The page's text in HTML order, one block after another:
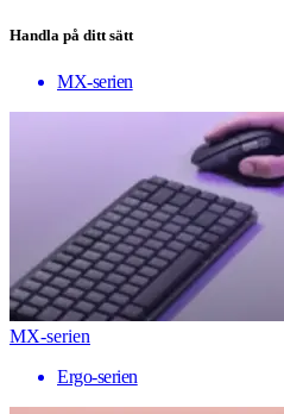
Handla på ditt sätt
MX-serien
MX-serien
Ergo-serien